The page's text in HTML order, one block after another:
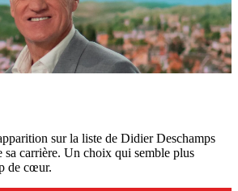
sur la liste de Didier Deschamps
sa carrière. Un choix qui semble plus
de cœur.